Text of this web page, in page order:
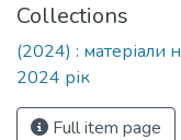
Collections
(2024) : матеріали
2024 рік
Full item page